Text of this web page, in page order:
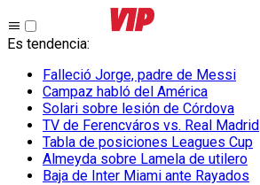
Es tendencia:
Falleció Jorge, padre de Messi
Campaz habló del América
Solari sobre lesión de Córdova
TV de Ferencváros vs. Real Madrid
Tabla de posiciones Leagues Cup
Almeyda sobre Lamela de utilero
Baja de Inter Miami ante Rayados